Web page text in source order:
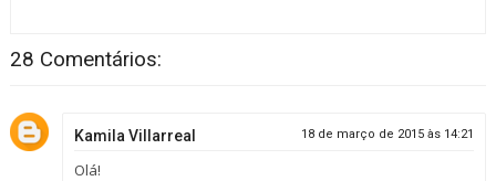
28 Comentários:
Kamila Villarreal 18 de março de 2015 às 14:21
Olá!